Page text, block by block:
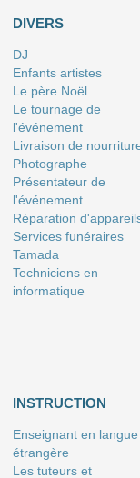
DIVERS
DJ
Enfants artistes
Le père Noël
Le tournage de
l'événement
Livraison de
Photographe
Présentateur de
l'événement
Réparation
Services funéraires
Tamada
Techniciens en
informatique
INSTRUCTION
Enseignant en langue
étrangère
Les tuteurs et